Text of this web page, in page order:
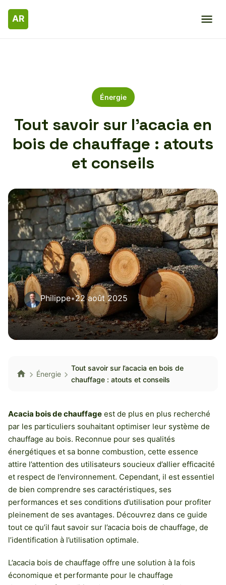
Énergie
Tout savoir sur l’acacia en
bois de chauffage : atouts
et conseils
Philippe•22 août 2025
Énergie
Tout savoir sur l’acacia en bois de
chauffage : atouts et conseils
Acacia bois de chauffage est de plus en plus recherché
par les particuliers souhaitant optimiser leur système de
chauffage au bois. Reconnue pour ses qualités
énergétiques et sa bonne combustion, cette essence
attire l’attention des utilisateurs soucieux d’allier efficacité
et respect de l’environnement. Cependant, il est essentiel
de bien comprendre ses caractéristiques, ses
performances et ses conditions d’utilisation pour profiter
pleinement de ses avantages. Découvrez dans ce guide
tout ce qu’il faut savoir sur l’acacia bois de chauffage, de
l’identification à l’utilisation optimale.
L’acacia bois de chauffage offre une solution à la fois
économique et performante pour le chauffage